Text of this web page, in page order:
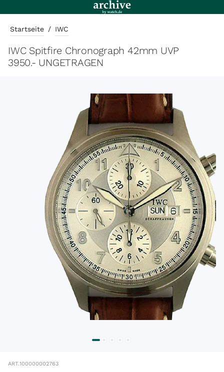
Startseite / IWC
IWC Spitfire Chronograph 42mm UVP
3950.- UNGETRAGEN
ART.100000002763